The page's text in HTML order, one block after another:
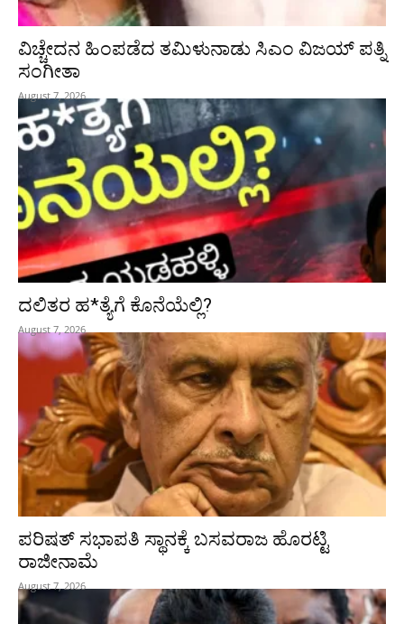
ವಿಚ್ಚೇದನ ಹಿಂಪಡೆದ ತಮಿಳುನಾಡು ಸಿಎಂ ವಿಜಯ್‌ ಪತ್ನಿ
ಸಂಗೀತಾ
August 7, 2026
ದಲಿತರ ಹ*ತ್ಯೆಗೆ ಕೊನೆಯೆಲ್ಲಿ?
August 7, 2026
ಪರಿಷತ್‌ ಸಭಾಪತಿ ಸ್ಥಾನಕ್ಕೆ ಬಸವರಾಜ ಹೊರಟ್ಟಿ
ರಾಜೀನಾಮೆ
August 7, 2026